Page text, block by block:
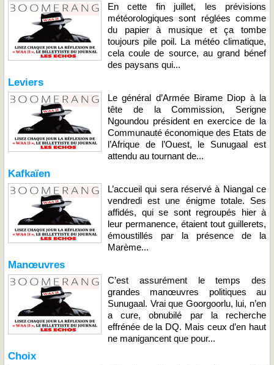
En cette fin juillet, les prévisions
météorologiques sont réglées comme
du papier à musique et ça tombe
toujours pile poil. La météo climatique,
cela coule de source, au grand bénef
des paysans qui...
Leviers
Le général d’Armée Birame Diop à la
tête de la Commission, Serigne
Ngoundou président en exercice de la
Communauté économique des Etats de
l’Afrique de l’Ouest, le Sunugaal est
attendu au tournant de...
Kafkaïen
L’accueil qui sera réservé à Niangal ce
vendredi est une énigme totale. Ses
affidés, qui se sont regroupés hier à
leur permanence, étaient tout guillerets,
émoustillés par la présence de la
Marème...
Manœuvres
C’est assurément le temps des
grandes manœuvres politiques au
Sunugaal. Vrai que Goorgoorlu, lui, n’en
a cure, obnubilé par la recherche
effrénée de la DQ. Mais ceux d’en haut
ne manigancent que pour...
Choix